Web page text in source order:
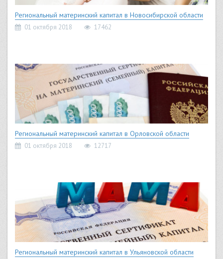
Региональный материнский капитал в Новосибирской области
01 октября 2018 17462
Региональный материнский капитал в Орловской области
01 октября 2018 12717
Региональный материнский капитал в Ульяновской области